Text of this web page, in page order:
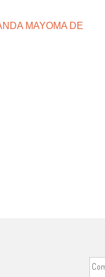
MAYOMA DE